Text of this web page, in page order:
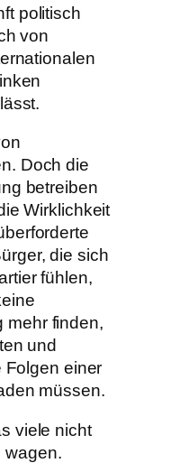
politisch
von
Doch die
betreiben
Wirklichkeit
die sich
fühlen,
mehr finden,
und
Folgen einer
müssen.
viele nicht
wagen.